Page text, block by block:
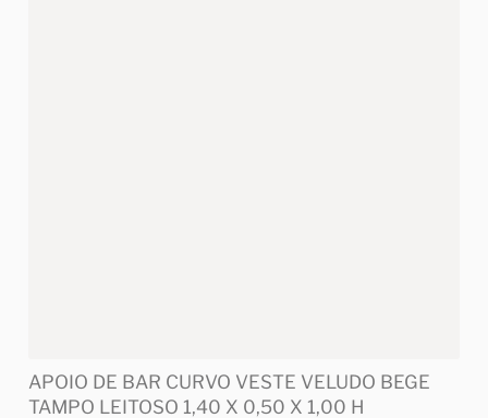
APOIO DE BAR CURVO VESTE VELUDO BEGE
TAMPO LEITOSO 1,40 X 0,50 X 1,00 H